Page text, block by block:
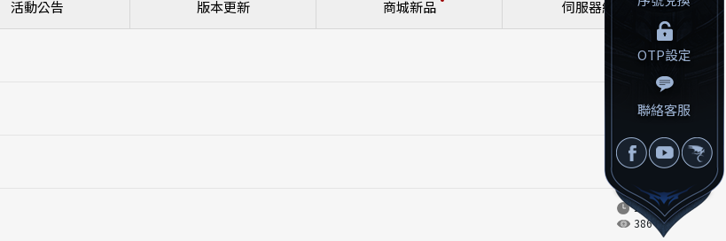
活動公告 版本更新 商城新品 伺服器維護
2026.05.14
665
2024.06.06
9999+
2026.03.19
220
2026.03.13
386
OTP設定
聯絡客服